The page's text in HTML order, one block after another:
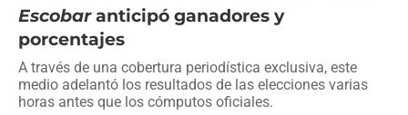
Escobaranticipó ganadores y
porcentajes
A través de una cobertura periodística exclusiva, este
medio adelantó los resultados de las elecciones varias
horas antes que los cómputos oficiales.